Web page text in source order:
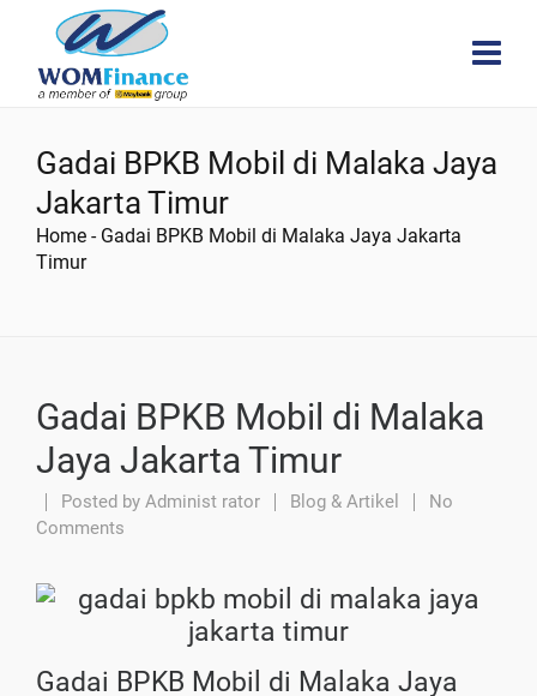
Gadai BPKB Mobil di Malaka Jaya
Jakarta Timur
Home - Gadai BPKB Mobil di Malaka Jaya Jakarta
Timur
Gadai BPKB Mobil di Malaka
Jaya Jakarta Timur
Posted by Administ rator Blog & Artikel
No
Comments
Gadai BPKB Mobil di Malaka Jaya